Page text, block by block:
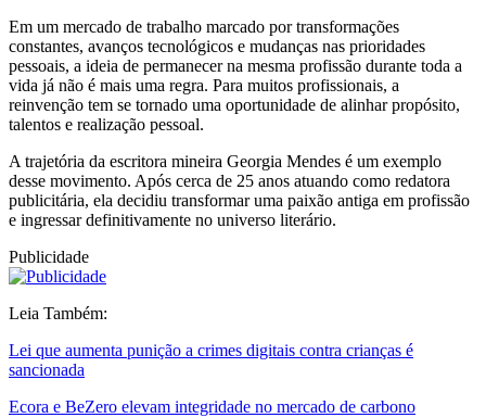
Em um mercado de trabalho marcado por transformações
constantes, avanços tecnológicos e mudanças nas prioridades
pessoais, a ideia de permanecer na mesma profissão durante toda a
vida já não é mais uma regra. Para muitos profissionais, a
reinvenção tem se tornado uma oportunidade de alinhar propósito,
talentos e realização pessoal.
A trajetória da escritora mineira Georgia Mendes é um exemplo
desse movimento. Após cerca de 25 anos atuando como redatora
publicitária, ela decidiu transformar uma paixão antiga em profissão
e ingressar definitivamente no universo literário.
Publicidade
Leia Também:
Lei que aumenta punição a crimes digitais contra crianças é
sancionada
Ecora e BeZero elevam integridade no mercado de carbono